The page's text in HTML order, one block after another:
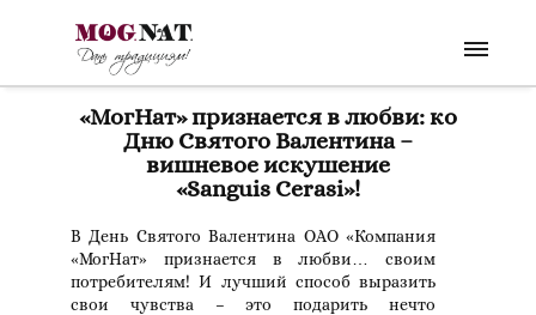
«МогНат» признается в любви: ко
Дню Святого Валентина –
вишневое искушение
«Sanguis Cerasi»!
В День Святого Валентина ОАО «Компания
«МогНат» признается в любви… своим
потребителям! И лучший способ выразить
свои чувства – это подарить нечто